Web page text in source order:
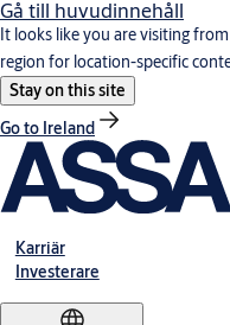
Gå till huvudinnehåll
It looks like you are visiting
region for location-specific
Stay on this site
Go to Ireland
Karriär
Investerare